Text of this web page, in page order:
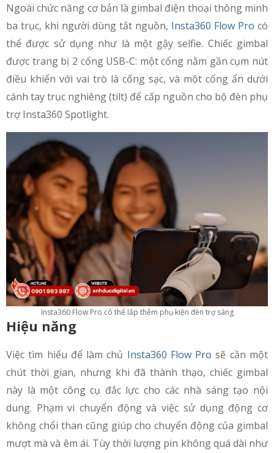
Ngoài chức năng cơ bản là gimbal điện thoại thông minh
ba trục, khi người dùng tắt nguồn, Insta360 Flow Pro có
thể được sử dụng như là một gậy selfie. Chiếc gimbal
được trang bị 2 cổng USB-C: một cổng nằm gần cụm nút
điều khiển với vai trò là cổng sạc, và một cổng ẩn dưới
cánh tay trục nghiêng (tilt) để cấp nguồn cho bộ đèn phụ
trợ Insta360 Spotlight.
Insta360 Flow Pro có thể lắp thêm phụ kiện đèn trợ sáng
Hiệu năng
Việc tìm hiểu để làm chủ Insta360 Flow Pro sẽ cần một
chút thời gian, nhưng khi đã thành thạo, chiếc gimbal
này là một công cụ đắc lực cho các nhà sáng tạo nội
dung. Phạm vi chuyển động và việc sử dụng động cơ
không chổi than cũng giúp cho chuyển động của gimbal
mượt mà và êm ái. Tùy thời lượng pin không quá dài như